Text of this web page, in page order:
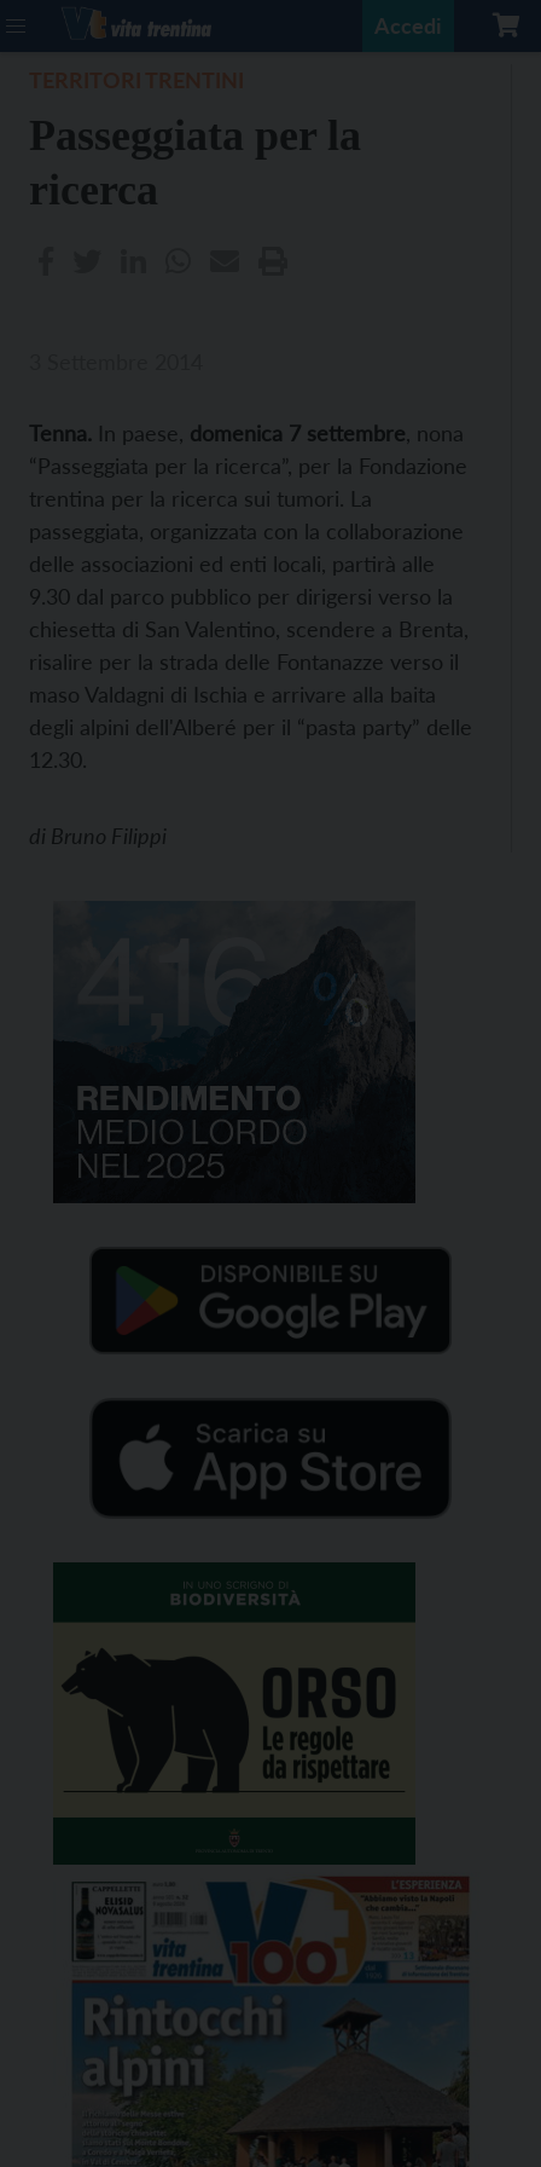
Accedi
Passeggiata per la
ricerca
Tenna. In paese, domenica 7 settembre , nona
“Passeggiata per la ricerca”, per la Fondazione
trentina per la ricerca sui tumori. La
passeggiata, organizzata con la collaborazione
delle associazioni ed enti locali, partirà alle
9.30 dal parco pubblico per dirigersi verso la
chiesetta di San Valentino, scendere a Brenta,
risalire per la strada delle Fontanazze verso il
maso Valdagni di Ischia e arrivare alla baita
degli alpini dell'Alberé per il “pasta party” delle
12.30.
di Bruno Filippi